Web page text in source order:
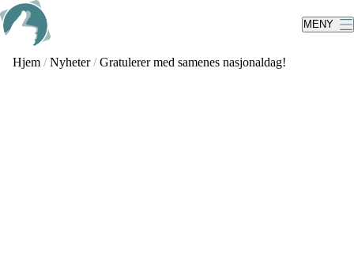
Skip
to
main
content
MENY
Hjem / Nyheter / Gratulerer med samenes nasjonaldag!